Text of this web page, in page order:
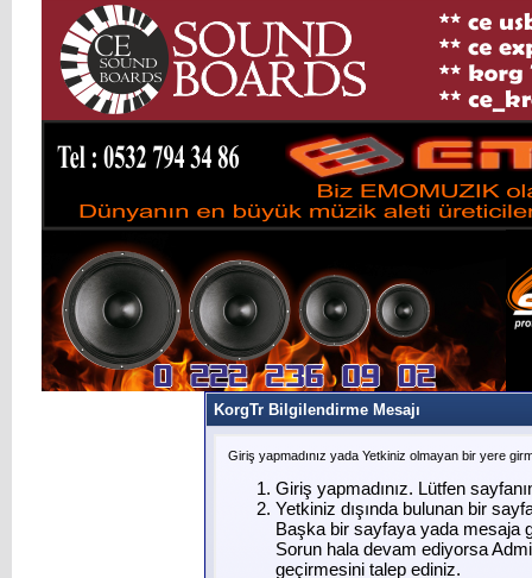
KorgTr Bilgilendirme Mesajı
Giriş yapmadınız yada Yetkiniz olmayan bir yere
Giriş yapmadınız. Lütfen
Yetkiniz dışında bulunan bir
Başka bir sayfaya yada mesaja
Sorun hala devam ediyorsa
geçirmesini talep ediniz.